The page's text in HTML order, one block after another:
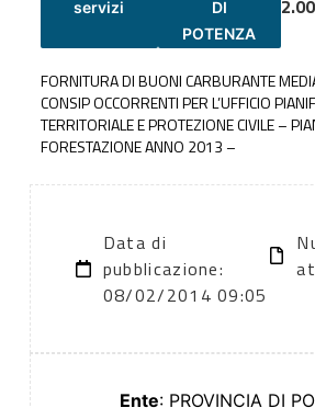
servizi
DI
POTENZA
FORNITURA DI BUONI CARBURANTE
CONSIP OCCORRENTI PER L’UFFICIO
TERRITORIALE E PROTEZIONE CIVILE –
FORESTAZIONE ANNO 2013 –
Data di
pubblicazione:
08/02/2014 09:05
Ente: PROVINCIA DI